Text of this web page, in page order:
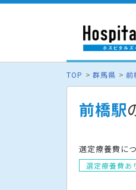
TOP 群馬県 前
前橋駅
選定療養費に
選定療養費あ